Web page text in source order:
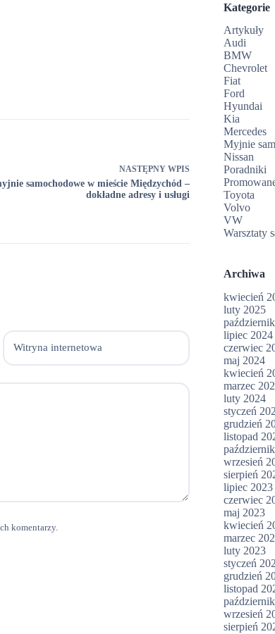
NASTĘPNY WPIS
samochodowe w mieście Międzychód –
dokładne adresy i usługi
Witryna internetowa
komentarzy.
Kategorie
Artykuły
Audi
BMW
Chevrolet
Fiat
Ford
Hyundai
Kia
Mercedes
Myjnie
Nissan
Poradniki
Toyota
Volvo
VW
Warsztaty
Archiwa
kwiecień
luty 2025
lipiec 2024
czerwiec
maj 2024
kwiecień
marzec
luty 2024
styczeń
grudzień
listopad
wrzesień
sierpień
lipiec 2023
czerwiec
maj 2023
kwiecień
marzec
luty 2023
styczeń
grudzień
listopad
wrzesień
sierpień